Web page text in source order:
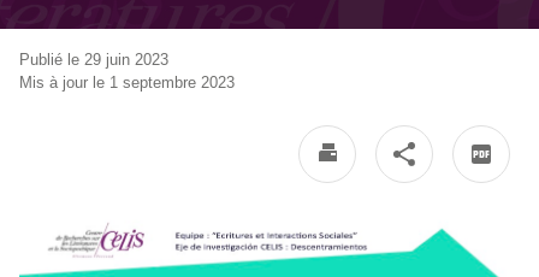
Publié le 29 juin 2023
Mis à jour le 1 septembre 2023